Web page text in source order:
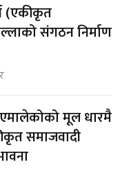
(एकीकृत
संगठन निर्माण
एमालेकोको मूल धारमै
समाजवादी